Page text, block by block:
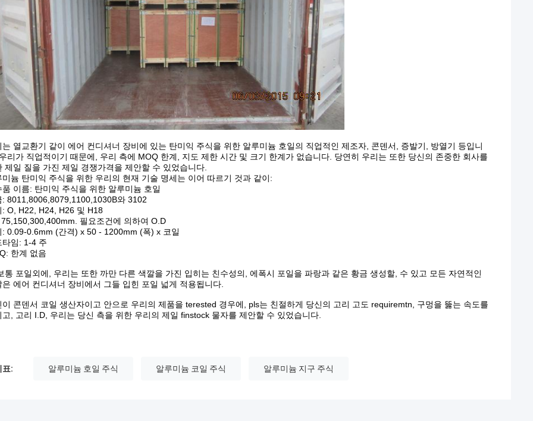
는 열교환기 같이 에어 컨디셔너 장비에 있는 탄미익 주식을 위한 알루미늄 호일의 직업적인 제조자, 콘덴서, 증발기, 방열기 등입니
리가 직업적이기 때문에, 우리 측에 MOQ 한계, 지도 제한 시간 및 크기 한계가 없습니다. 당연히 우리는 또한 당신의 존중한 회사를
제일 질을 가진 제일 경쟁가격을 제안할 수 있었습니다.
미늄 탄미익 주식을 위한 우리의 현재 기술 명세는 이어 따르기 것과 같이:
품 이름: 탄미익 주식을 위한 알루미늄 호일
: 8011,8006,8079,1100,1030B와 3102
: O, H22, H24, H26 및 H18
필요조건에 의하여 O.D
: 0.09-0.6mm (간격) x 50 - 1200mm (폭) x 코일
타임: 1-4 주
한계 없음
통 포일외에, 우리는 또한 까만 다른 색깔을 가진 입히는 친수성의, 에폭시 포일을 파랑과 같은 황금 생성할, 수 있고 모든 자연적인
은 에어 컨디셔너 장비에서 그들 입힌 포일 넓게 적용됩니다.
이 콘덴서 코일 생산자이고 안으로 우리의 제품을 terested 경우에, pls는 친절하게 당신의 고리 고도 requiremtn, 구멍을 뚫는 속도를
고, 고리 I.D, 우리는 당신 측을 위한 우리의 제일 finstock 물자를 제안할 수 있었습니다.
표: 알루미늄 호일 주식 알루미늄 코일 주식 알루미늄 지구 주식